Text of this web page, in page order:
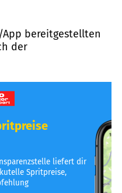
bereitgestellten
der
liefert dir
Spritpreise,